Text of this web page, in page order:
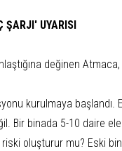
ŞARJI' UYARISI
değinen
kurulmaya
Bir binada 5-10 daire
riski oluşturur mu? Eski